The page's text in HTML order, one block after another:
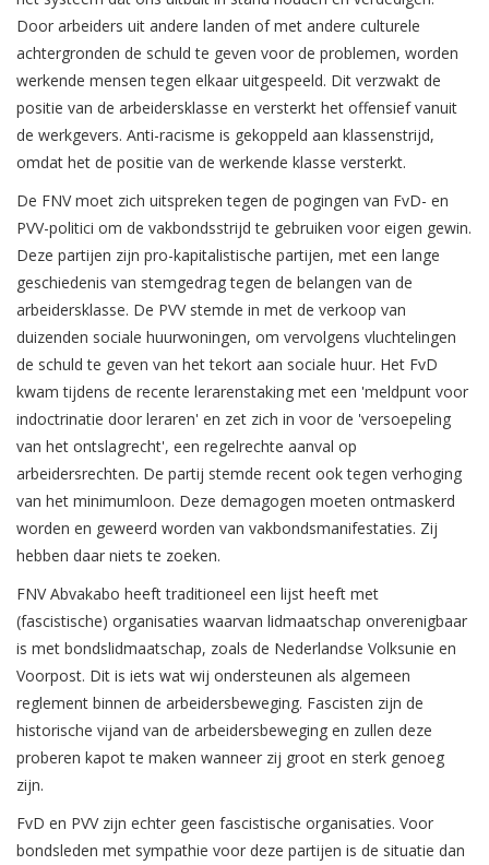
Door arbeiders uit andere landen of met andere culturele
achtergronden de schuld te geven voor de problemen, worden
werkende mensen tegen elkaar uitgespeeld. Dit verzwakt de
positie van de arbeidersklasse en versterkt het offensief vanuit
de werkgevers. Anti-racisme is gekoppeld aan klassenstrijd,
omdat het de positie van de werkende klasse versterkt.
De FNV moet zich uitspreken tegen de pogingen van FvD- en
PVV-politici om de vakbondsstrijd te gebruiken voor eigen gewin.
Deze partijen zijn pro-kapitalistische partijen, met een lange
geschiedenis van stemgedrag tegen de belangen van de
arbeidersklasse. De PVV stemde in met de verkoop van
duizenden sociale huurwoningen, om vervolgens vluchtelingen
de schuld te geven van het tekort aan sociale huur. Het FvD
kwam tijdens de recente lerarenstaking met een 'meldpunt voor
indoctrinatie door leraren' en zet zich in voor de 'versoepeling
van het ontslagrecht', een regelrechte aanval op
arbeidersrechten. De partij stemde recent ook tegen verhoging
van het minimumloon. Deze demagogen moeten ontmaskerd
worden en geweerd worden van vakbondsmanifestaties. Zij
hebben daar niets te zoeken.
FNV Abvakabo heeft traditioneel een lijst heeft met
(fascistische) organisaties waarvan lidmaatschap onverenigbaar
is met bondslidmaatschap, zoals de Nederlandse Volksunie en
Voorpost. Dit is iets wat wij ondersteunen als algemeen
reglement binnen de arbeidersbeweging. Fascisten zijn de
historische vijand van de arbeidersbeweging en zullen deze
proberen kapot te maken wanneer zij groot en sterk genoeg
zijn.
FvD en PVV zijn echter geen fascistische organisaties. Voor
bondsleden met sympathie voor deze partijen is de situatie dan